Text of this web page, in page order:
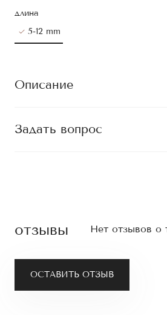
длина
5-12 mm
Описание
Задать вопрос
отзывы Нет отзывов о
ОСТАВИТЬ ОТЗЫВ